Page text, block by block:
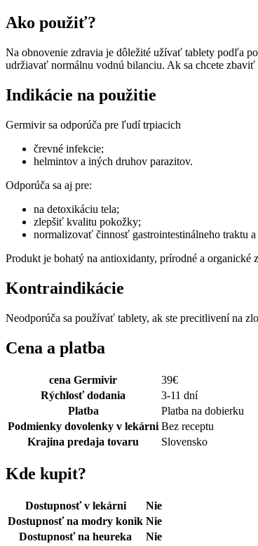
Ako použiť?
Na obnovenie zdravia je dôležité užívať tablety podľa
udržiavať normálnu vodnú bilanciu. Ak sa chcete
Indikácie na použitie
Germivir sa odporúča pre ľudí trpiacich
črevné infekcie;
helmintov a iných druhov parazitov.
Odporúča sa aj pre:
na detoxikáciu tela;
zlepšiť kvalitu pokožky;
normalizovať činnosť gastrointestinálneho traktu a
Produkt je bohatý na antioxidanty, prírodné a
Kontraindikácie
Neodporúča sa používať tablety, ak ste precitlivení na
Cena a platba
cena Germivir 39€
Rýchlosť dodania
3-11 dní
Platba
Platba na dobierku
Podmienky dovolenky v lekárni Bez receptu
Krajina predaja tovaru
Slovensko
Kde kupit?
Dostupnosť v lekárni
Nie
Dostupnosť na modry konik Nie
Dostupnosť na heureka
Nie